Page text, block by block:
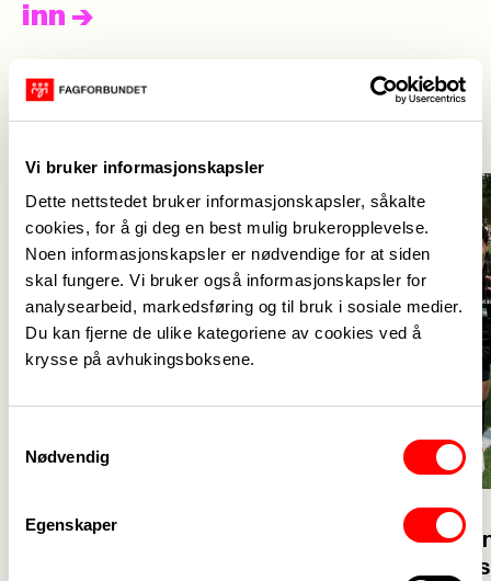
Vi bruker informasjonskapsler
Dette nettstedet bruker informasjonskapsler, såkalte
cookies, for å gi deg en best mulig brukeropplevelse.
Noen informasjonskapsler er nødvendige for at siden
skal fungere. Vi bruker også informasjonskapsler for
analysearbeid, markedsføring og til bruk i sosiale medier.
Du kan fjerne de ulike kategoriene av cookies ved å
krysse på avhukingsboksene.
Nødvendig
Egenskaper
inn ->
Aktuelt
Se alle->
23. juli
23. juli